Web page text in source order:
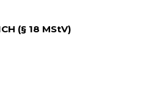
(§ 18 MStV)